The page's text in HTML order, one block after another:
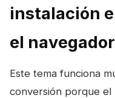
instalación
el navegador
Este tema funciona
conversión porque